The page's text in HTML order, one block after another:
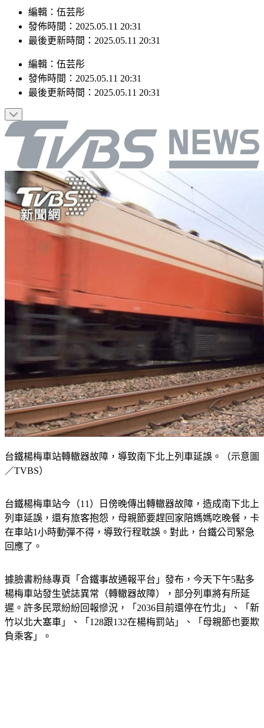
發佈時間：2025.05.11 20:31
最後更新時間：2025.05.11 20:31
發佈時間：2025.05.11 20:31
最後更新時間：2025.05.11 20:31
／TVBS）
列車延誤，還有旅客抱怨，母親節要趕回家陪媽媽吃晚餐，卡
在車站1小時動彈不得，導致行程耽誤。對此，台鐵公司緊急
回應了。
楊梅車站發生號誌異常（轉轍器故障），部分列車將有所延
遲。許多民眾紛紛回報慘況，「2036目前還停在竹北」、「新
竹以北大塞車」、「128跟132在楊梅罰站」、「母親節也要欺
負乘客」。